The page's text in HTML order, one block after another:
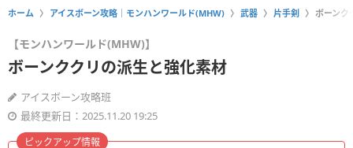
ホーム アイスボーン攻略｜モンハンワールド(MHW) 武器 片手剣 ボーンク
【モンハンワールド(MHW)】
ボーンククリの派生と強化素材
アイスボーン攻略班
最終更新日：2025.11.20 19:25
ピックアップ情報